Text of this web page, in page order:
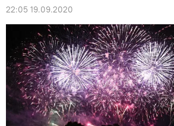
22:05 19.09.2020